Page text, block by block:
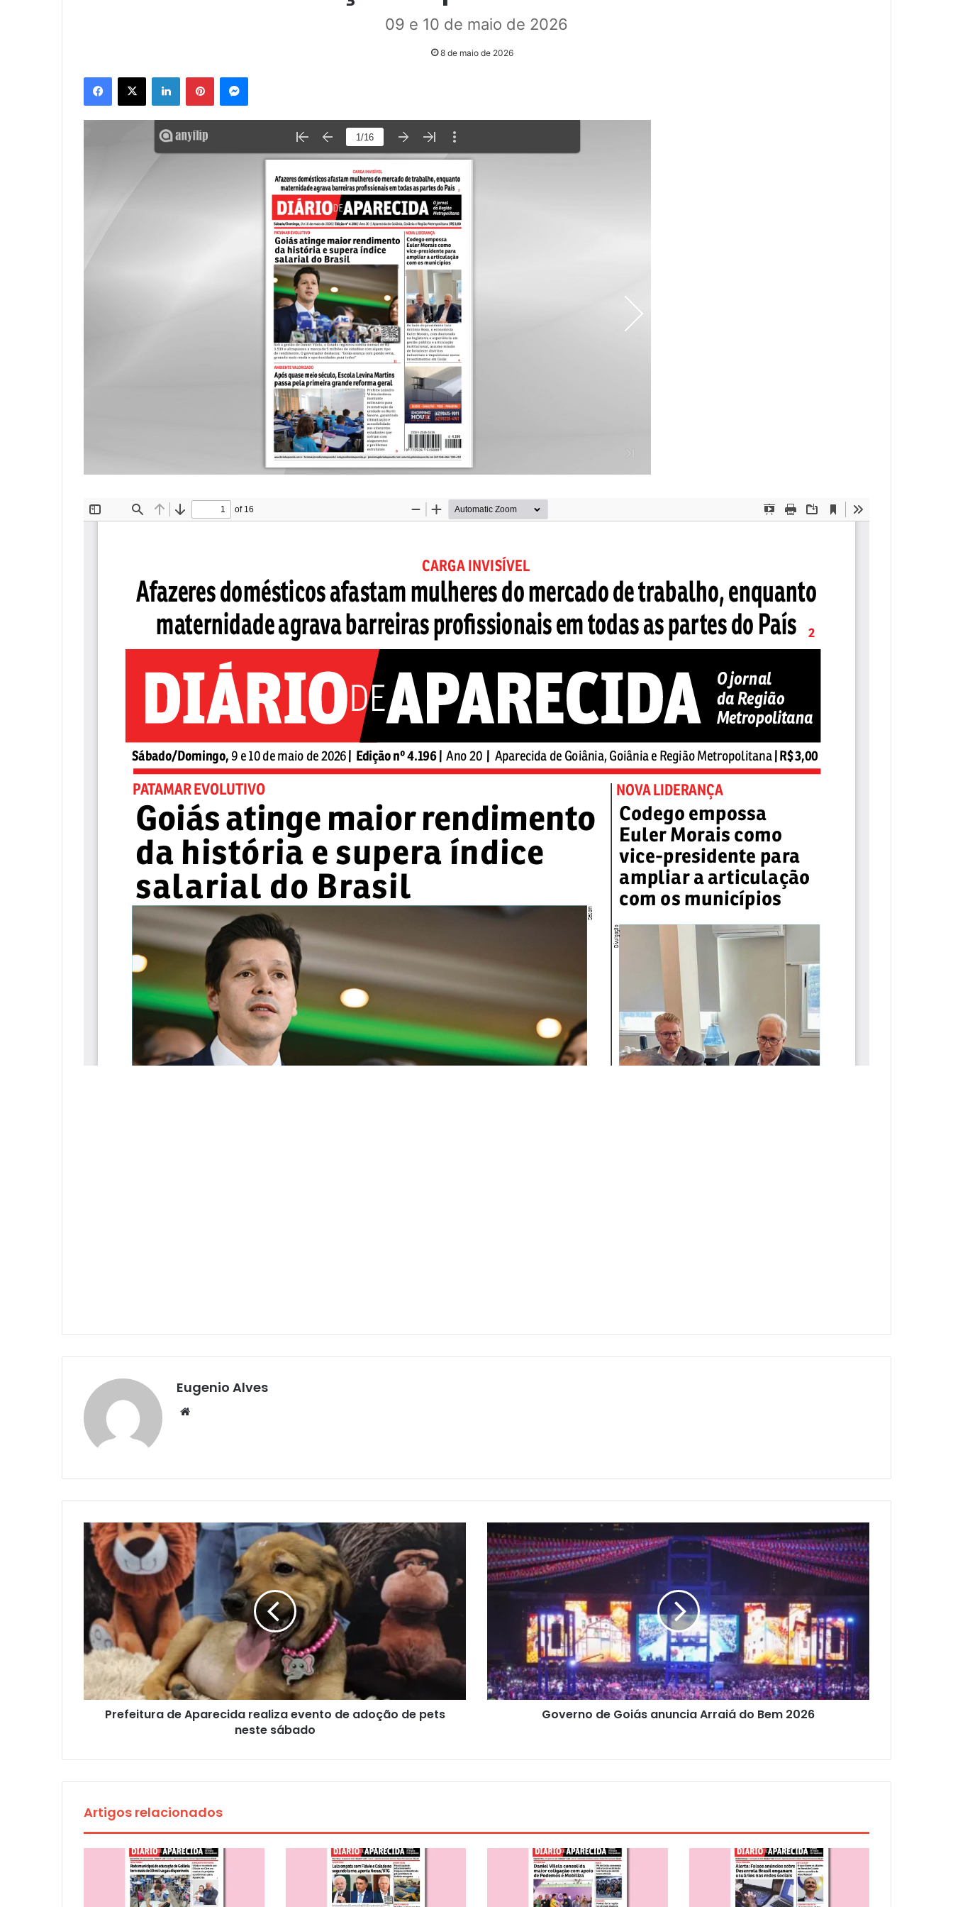
09 e 10 de maio de 2026
8 de maio de 2026
Facebook
X LinkedinPinterestMessenger
Eugenio Alves
Prefeitura de Aparecida realiza evento de adoção de pets
neste sábado
Governo de Goiás anuncia Arraiá do Bem 2026
Artigos relacionados